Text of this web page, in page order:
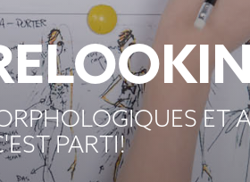
ET
PARTI!